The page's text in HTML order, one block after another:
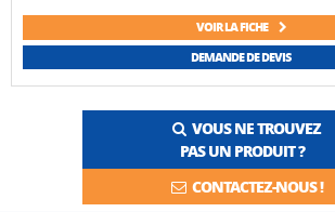
VOIR LA FICHE
DEMANDE DE DEVIS
VOUS NE TROUVEZ
PAS UN PRODUIT ?
CONTACTEZ-NOUS !